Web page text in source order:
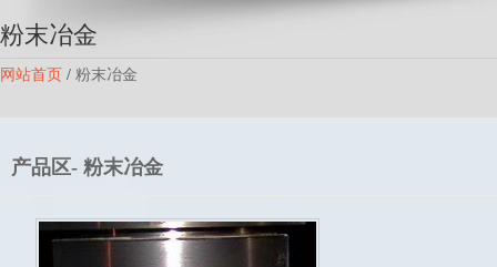
粉末冶金
网站首页 / 粉末冶金
产品区- 粉末冶金